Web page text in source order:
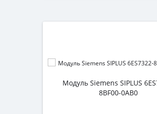
Модуль Siemens SIPLUS
8ВF00-0АВ0